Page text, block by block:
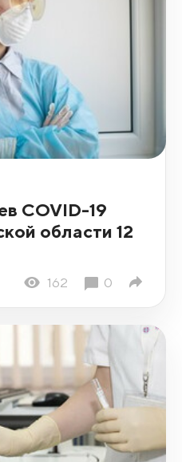
COVID-19
области 12
162 0